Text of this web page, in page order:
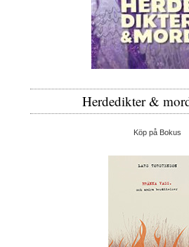
Herdedikter &
Köp på Bokus